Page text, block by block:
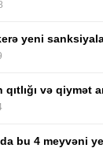
yeni
və qiymət
bu 4 meyvəni